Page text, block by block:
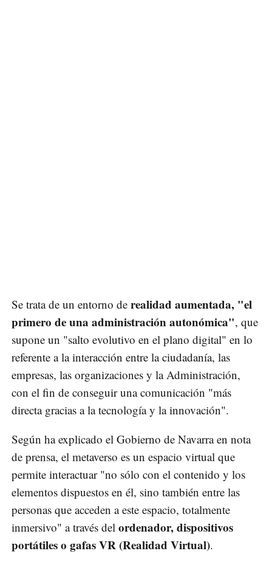
Se trata de un entorno de realidad aumentada, "el
primero de una administración autonómica", que
supone un "salto evolutivo en el plano digital" en lo
referente a la interacción entre la ciudadanía, las
empresas, las organizaciones y la Administración,
con el fin de conseguir una comunicación "más
directa gracias a la tecnología y la innovación".
Según ha explicado el Gobierno de Navarra en nota
de prensa, el metaverso es un espacio virtual que
permite interactuar "no sólo con el contenido y los
elementos dispuestos en él, sino también entre las
personas que acceden a este espacio, totalmente
inmersivo" a través del ordenador, dispositivos
portátiles o gafas VR (Realidad Virtual).